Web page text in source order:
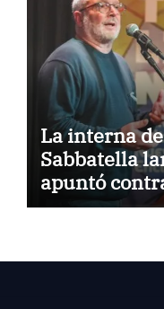
La interna
Sabbatella
apuntó